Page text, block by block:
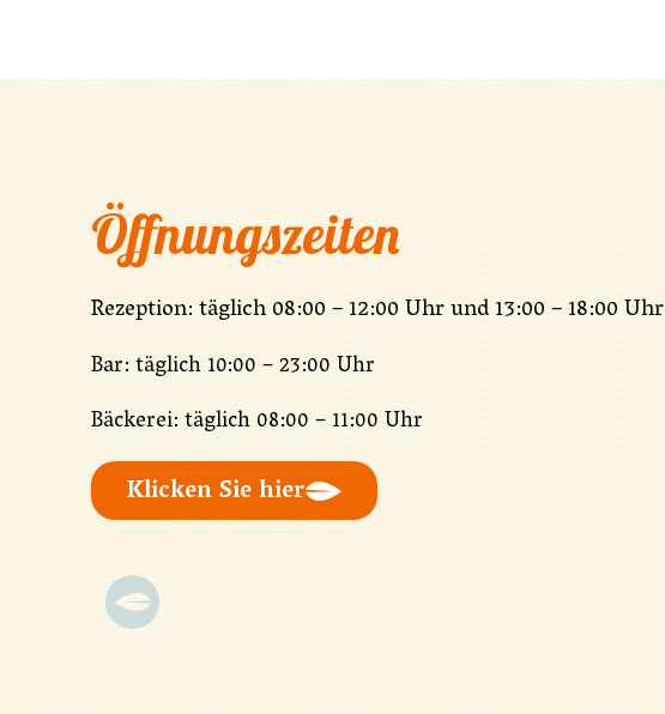
Öffnungszeiten
Rezeption: täglich 08:00 – 12:00 Uhr und 13:00 – 18:00 Uhr
Bar: täglich 10:00 – 23:00 Uhr
Bäckerei: täglich 08:00 – 11:00 Uhr
Klicken Sie hier